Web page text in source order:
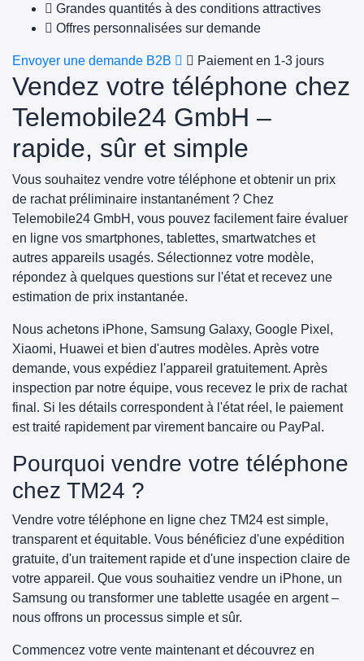
Grandes quantités à des conditions attractives
Offres personnalisées sur demande
Envoyer une demande B2B Paiement en 1-3 jours
Vendez votre téléphone chez
Telemobile24 GmbH –
rapide, sûr et simple
Vous souhaitez vendre votre téléphone et obtenir un prix
de rachat préliminaire instantanément ? Chez
Telemobile24 GmbH, vous pouvez facilement faire évaluer
en ligne vos smartphones, tablettes, smartwatches et
autres appareils usagés. Sélectionnez votre modèle,
répondez à quelques questions sur l'état et recevez une
estimation de prix instantanée.
Nous achetons iPhone, Samsung Galaxy, Google Pixel,
Xiaomi, Huawei et bien d'autres modèles. Après votre
demande, vous expédiez l'appareil gratuitement. Après
inspection par notre équipe, vous recevez le prix de rachat
final. Si les détails correspondent à l'état réel, le paiement
est traité rapidement par virement bancaire ou PayPal.
Pourquoi vendre votre téléphone
chez TM24 ?
Vendre votre téléphone en ligne chez TM24 est simple,
transparent et équitable. Vous bénéficiez d'une expédition
gratuite, d'un traitement rapide et d'une inspection claire de
votre appareil. Que vous souhaitiez vendre un iPhone, un
Samsung ou transformer une tablette usagée en argent –
nous offrons un processus simple et sûr.
Commencez votre vente maintenant et découvrez en